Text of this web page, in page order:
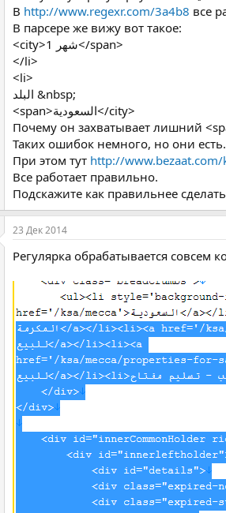
В http://www.regexr.com/3a4b8 все
В парсере же вижу вот такое:
<city>1 شهر</span>
</li>
<li>
البلد &nbsp;
<span>السعودية</city>
Почему он захватывает лишний
Таких ошибок немного, но они
При этом тут http://
Все работает правильно.
Подскажите как правильнее
23 Дек 2014
Регулярка обрабатывается совсем